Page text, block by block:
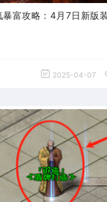
富攻略：4月7日新版
2025-04-07